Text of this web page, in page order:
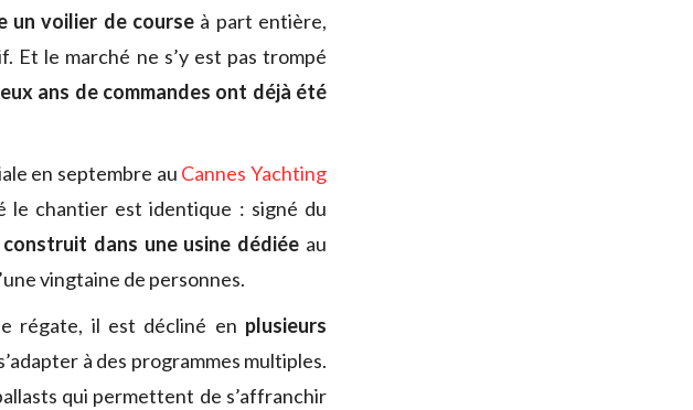
un voilier de course à part entière,
Et le marché ne s’y est pas trompé
ans de commandes ont déjà été
en septembre au Cannes Yachting
le chantier est identique : signé du
dans une usine dédiée au
vingtaine de personnes.
régate, il est décliné en plusieurs
à des programmes multiples.
qui permettent de s’affranchir